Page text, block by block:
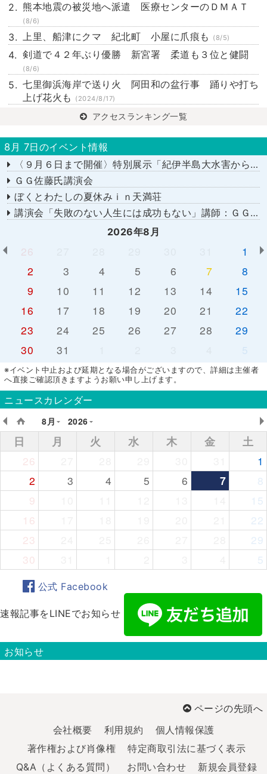
熊本地震の被災地へ派遣 医療センターのＤＭＡＴ
(8/6)
上里、船津にクマ 紀北町 小屋に爪痕も (8/5)
剣道で４２年ぶり優勝 新宮署 柔道も３位と健闘
(8/6)
七里御浜海岸で送り火 阿田和の盆行事 踊りや打ち
上げ花火も
(2024/8/17)
アクセスランキング一覧
8月 7日のイベント情報
〈９月６日まで開催〉特別展示「紀伊半島大水害から１５年－あの日を忘れない－」
ＧＧ佐藤氏講演会
ぼくとわたしの夏休みｉｎ天満荘
講演会「失敗のない人生には成功もない」講師：ＧＧ佐藤さん
2026年8月
26
1
2
3 4 5 6 7
8
9
10 11 12 13 14
15
16
17 18 19 20 21
22
23
24 25 26 27 28
29
30
31 5
※イベント中止および延期となる場合がございますので、詳細は主催者
へ直接ご確認頂きますようお願い申し上げます。
ニュースカレンダー
8月
2026
日 月 火 水 木 金
土
26
1
2
3 4 5 6 7
8
9
15
16
22
23
29
30
5
公式 Facebook
速報記事をLINEでお知らせ
お知らせ
ページの先頭へ
会社概要
利用規約
個人情報保護
著作権および肖像権
特定商取引法に基づく表示
Q&A（よくある質問）
お問い合わせ 新規会員登録